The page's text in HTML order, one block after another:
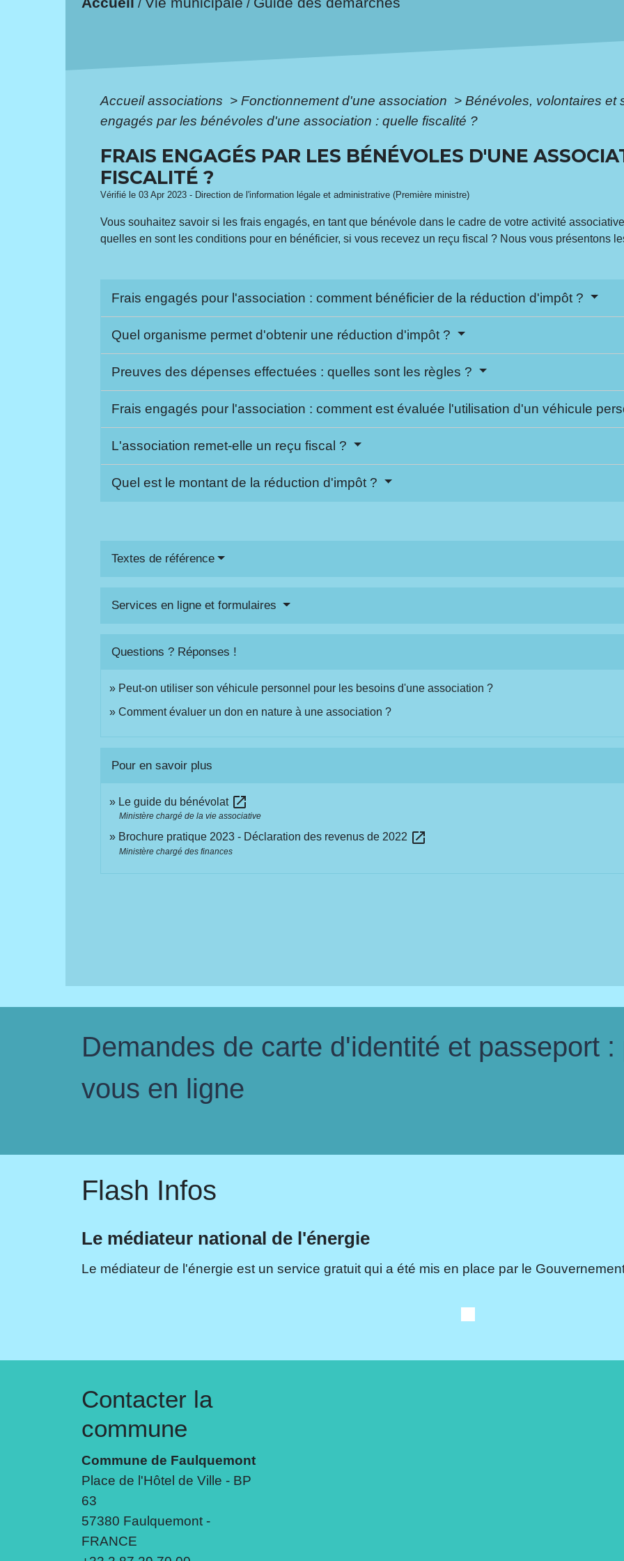
/ /
Accueil associations > Fonctionnement d'une association > Bénévoles, volontaires et
engagés par les bénévoles d'une association : quelle fiscalité ?
FRAIS ENGAGÉS PAR LES BÉNÉVOLES D'UNE
FISCALITÉ ?
Vérifié le 03 Apr 2023 - Direction de l'information légale et administrative (Première ministre)
Vous souhaitez savoir si les frais engagés, en tant que bénévole dans le cadre de votre activité
quelles en sont les conditions pour en bénéficier, si vous recevez un reçu fiscal ? Nous vous présentons
Frais engagés pour l'association : comment bénéficier de la réduction d'impôt ?
Quel organisme permet d'obtenir une réduction d'impôt ?
Preuves des dépenses effectuées : quelles sont les règles ?
Frais engagés pour l'association : comment est évaluée l'utilisation d'un véhicule
L'association remet-elle un reçu fiscal ?
Quel est le montant de la réduction d'impôt ?
Textes de référence
Services en ligne et formulaires
Questions ? Réponses !
Peut-on utiliser son véhicule personnel pour les besoins d'une association ?
Comment évaluer un don en nature à une association ?
Pour en savoir plus
Le guide du bénévolat open_in_new
Ministère chargé de la vie associative
Brochure pratique 2023 - Déclaration des revenus de 2022 open_in_new
Ministère chargé des finances
Demandes de carte d'identité et passeport
vous en ligne
Flash Infos
Le médiateur national de l'énergie
Le médiateur de l'énergie est un service gratuit qui a été mis en place par le
Contacter la
commune
Commune de Faulquemont
Place de l'Hôtel de Ville - BP
63
57380 Faulquemont -
FRANCE